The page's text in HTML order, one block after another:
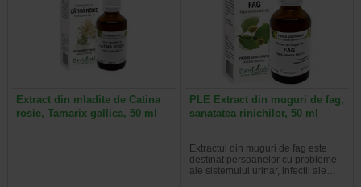
Extract din mladite de Catina
rosie, Tamarix gallica, 50 ml
PLE Extract din muguri de fag,
sanatatea rinichilor, 50 ml
Extractul din muguri de fag este
destinat persoanelor cu probleme
ale sistemului urinar, infectii ale…